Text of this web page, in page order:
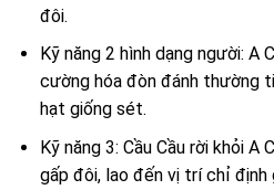
đôi.
Kỹ năng 2 hình dạng người:
cường hóa đòn đánh thường
hạt giống sét.
Kỹ năng 3: Cầu Cầu rời khỏi A
gấp đôi, lao đến vị trí chỉ